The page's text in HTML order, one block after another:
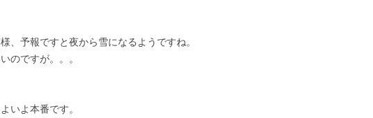
、予報ですと夜から雪になるようですね。
のですが。。。
いよ本番です。